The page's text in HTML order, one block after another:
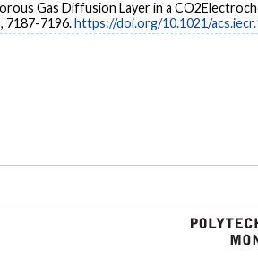
Gas Diffusion Layer in a
7187-7196.https://doi.org/10.1021/